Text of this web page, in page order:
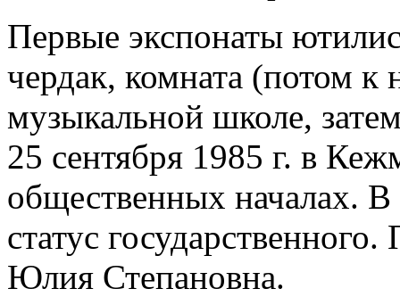
Первые экспонаты
чердак, комната (потом к
музыкальной школе,
25 сентября 1985 г. в
общественных началах. В
статус
Юлия Степановна.